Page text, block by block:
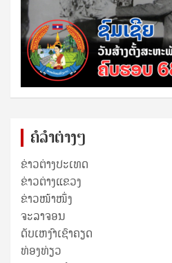
ຄໍລຳຕ່າງໆ
ຂ່າວຕ່າງປະເທດ
ຂ່າວ​ຕ່າງ​ແຂວງ
ຂ່າວໜ້າໜຶ່ງ
ຈະລາຈອນ
ດັບເຫງົາເຊົາຄຽດ
ທ່ອງທ່ຽວ